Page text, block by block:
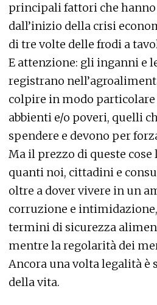
principali fattori che
dall’inizio della crisi
di tre volte delle frodi a
E attenzione: gli inganni e
registrano
colpire in modo
abbienti e/o poveri, quelli
spendere e devono per
Ma il prezzo di queste
quanti noi, cittadini e
oltre a dover vivere in un
corruzione e
termini di sicurezza
mentre la regolarità dei
Ancora una volta legalità
della vita.